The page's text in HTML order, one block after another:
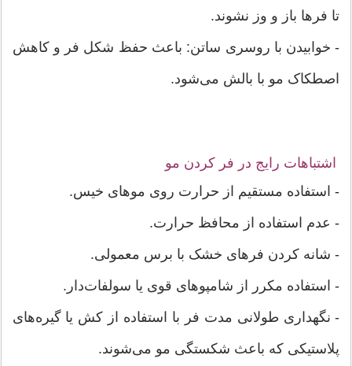
تا فرها باز و وز نشوند.
- خوابیدن با روسری ساتن: باعث حفظ شکل فر و کاهش
اصطکاک مو با بالش می‌شود.
اشتباهات رایج در فر کردن مو
- استفاده مستقیم از حرارت روی موهای خیس.
- عدم استفاده از محافظ حرارت.
- شانه کردن فرهای خشک با برس معمولی.
- استفاده مکرر از شامپوهای قوی یا سولفات‌دار.
- نگهداری طولانی مدت فر با استفاده از کش یا گیره‌های
پلاستیکی که باعث شکستگی مو می‌شوند.